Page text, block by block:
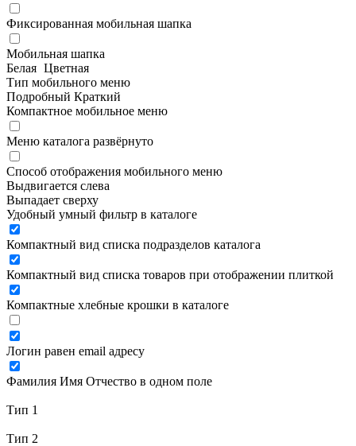
Фиксированная мобильная шапка
Мобильная шапка
Белая Цветная
Тип мобильного меню
Подробный Краткий
Компактное мобильное меню
Меню каталога развёрнуто
Способ отображения мобильного меню
Выдвигается слева
Выпадает сверху
Удобный умный фильтр в каталоге
Компактный вид списка подразделов каталога
Компактный вид списка товаров при отображении плиткой
Компактные хлебные крошки в каталоге
Логин равен email адресу
Фамилия Имя Отчество в одном поле
Тип 1
Тип 2